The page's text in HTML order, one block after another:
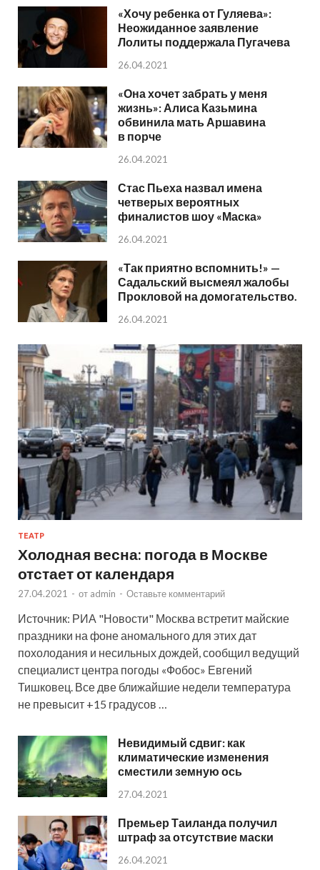
«Хочу ребенка от Гуляева»:
Неожиданное заявление
Лолиты поддержала Пугачева
26.04.2021
«Она хочет забрать у меня
жизнь»: Алиса Казьмина
обвинила мать Аршавина
в порче
26.04.2021
Стас Пьеха назвал имена
четверых вероятных
финалистов шоу «Маска»
26.04.2021
«Так приятно вспомнить!» —
Садальский высмеял жалобы
Прокловой на домогательство.
26.04.2021
ТЕАТР
Холодная весна: погода в Москве
отстает от календаря
27.04.2021 - от admin - Оставьте комментарий
Источник: РИА "Новости" Москва встретит майские
праздники на фоне аномального для этих дат
похолодания и несильных дождей, сообщил ведущий
специалист центра погоды «Фобос» Евгений
Тишковец. Все две ближайшие недели температура
не превысит +15 градусов …
Невидимый сдвиг: как
климатические изменения
сместили земную ось
27.04.2021
Премьер Таиланда получил
штраф за отсутствие маски
26.04.2021